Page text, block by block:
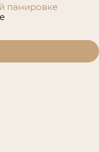
панировке